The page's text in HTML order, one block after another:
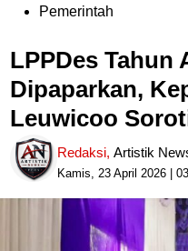
PostedPemerintah
LPPDes Tahun
Dipaparkan,
Leuwicoo
Redaksi,Artistik
Kamis, 23 April 2026 |